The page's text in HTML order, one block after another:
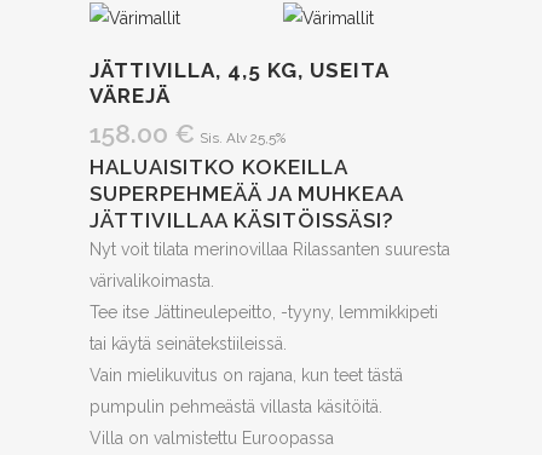
JÄTTIVILLA, 4,5 KG, USEITA
VÄREJÄ
158.00 € Sis. Alv 25,5%
HALUAISITKO KOKEILLA
SUPERPEHMEÄÄ JA MUHKEAA
JÄTTIVILLAA KÄSITÖISSÄSI?
Nyt voit tilata merinovillaa Rilassanten suuresta
värivalikoimasta.
Tee itse Jättineulepeitto, -tyyny, lemmikkipeti
tai käytä seinätekstiileissä.
Vain mielikuvitus on rajana, kun teet tästä
pumpulin pehmeästä villasta käsitöitä.
Villa on valmistettu Euroopassa